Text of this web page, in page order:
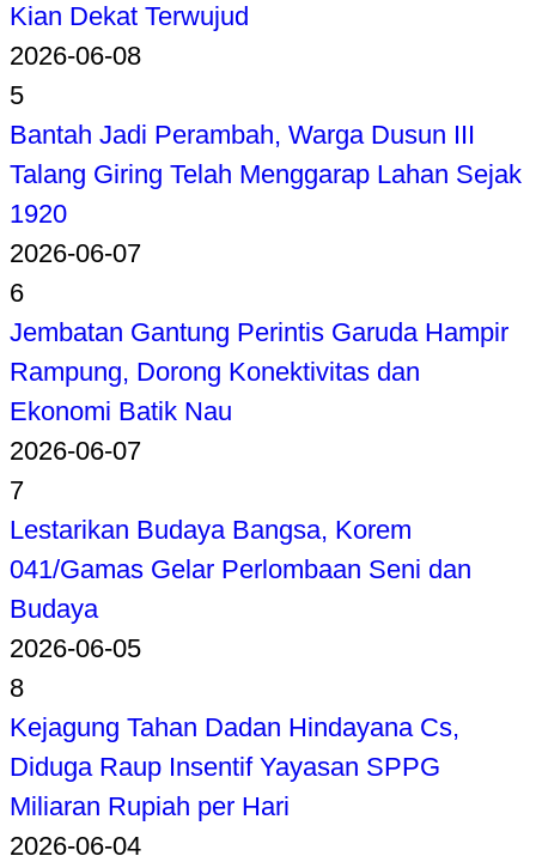
Kian Dekat Terwujud
2026-06-08
5
Bantah Jadi Perambah, Warga Dusun III
Talang Giring Telah Menggarap Lahan Sejak
1920
2026-06-07
6
Jembatan Gantung Perintis Garuda Hampir
Rampung, Dorong Konektivitas dan
Ekonomi Batik Nau
2026-06-07
7
Lestarikan Budaya Bangsa, Korem
041/Gamas Gelar Perlombaan Seni dan
Budaya
2026-06-05
8
Kejagung Tahan Dadan Hindayana Cs,
Diduga Raup Insentif Yayasan SPPG
Miliaran Rupiah per Hari
2026-06-04